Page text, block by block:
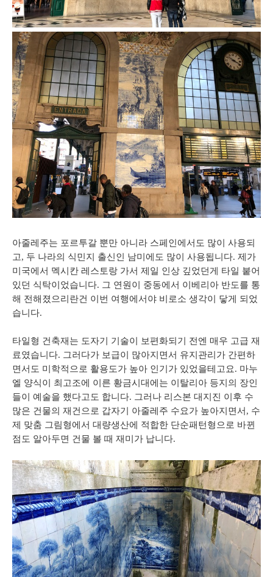
아줄레주는 포르투갈 뿐만 아니라 스페인에서도 많이
사용되
고, 두 나라의 식민지 출신인 남미에도 많이 사용됩니다. 제가
미국에서 멕시칸 레스토랑 가서 제일 인상 깊었던게 타일 붙어
있던 식탁이었습니다. 그 연원이 중동에서 이베리아 반도를 통
해 전해졌으리란건 이번 여행에서야 비로소 생각이 닿게
되었
습니다.
타일형 건축재는 도자기 기술이 보편화되기 전엔 매우 고급 재
료였습니다. 그러다가 보급이 많아지면서 유지관리가 간편하
면서도 미학적으로 활용도가 높아 인기가 있었을테고요. 마누
엘 양식이 최고조에 이른 황금시대에는 이탈리아 등지의 장인
들이
예술을 했다고도 합니다. 그러나 리스본 대지진 이후 수
많은 건물의 재건으로 갑자기 아줄레주 수요가 높아지면서 , 수
제
맞춤 그림형에서 대량생산에 적합한 단순패턴형으로 바뀐
점도 알아두면 건물 볼 때 재미가 납니다.